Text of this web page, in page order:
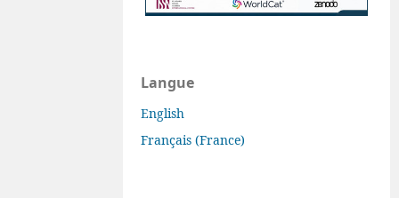
Langue
English
Français (France)